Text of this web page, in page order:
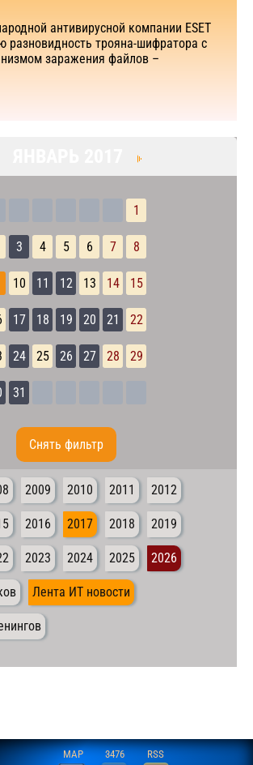
антивирусной компании ESET
разновидность трояна-шифратора с
заражения файлов –
1
3 4 5 6 7 8
10 11 12 13 14 15
17 18 19 20 21 22
24 25 26 27 28 29
31
Cнять фильтр
2009 2010 2011 2012
2016 2017 2018 2019
2023 2024 2025 2026
Лента ИТ новости
MAP 3476 RSS